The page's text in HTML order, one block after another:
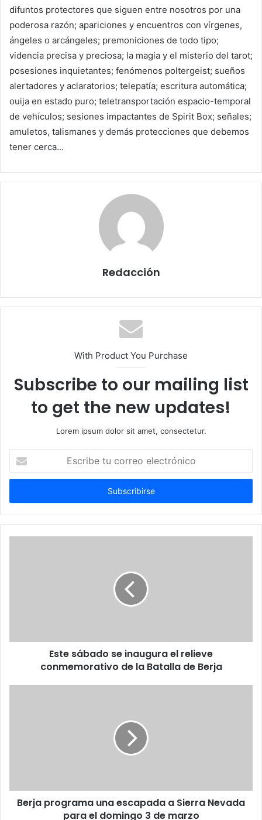
difuntos protectores que siguen entre nosotros por una
poderosa razón; apariciones y encuentros con vírgenes,
ángeles o arcángeles; premoniciones de todo tipo;
videncia precisa y preciosa; la magia y el misterio del tarot;
posesiones inquietantes; fenómenos poltergeist; sueños
alertadores y aclaratorios; telepatía; escritura automática;
ouija en estado puro; teletransportación espacio-temporal
de vehículos; sesiones impactantes de Spirit Box; señales;
amuletos, talismanes y demás protecciones que debemos
tener cerca…
Redacción
With Product You Purchase
Subscribe to our mailing list
to get the new updates!
Lorem ipsum dolor sit amet, consectetur.
correo
Este sábado se inaugura el relieve
conmemorativo de la Batalla de Berja
Berja programa una escapada a Sierra Nevada
para el domingo 3 de marzo